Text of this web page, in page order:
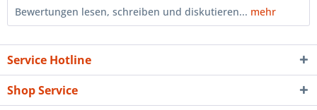
Bewertungen lesen, schreiben und diskutieren... mehr
Service Hotline
Shop Service